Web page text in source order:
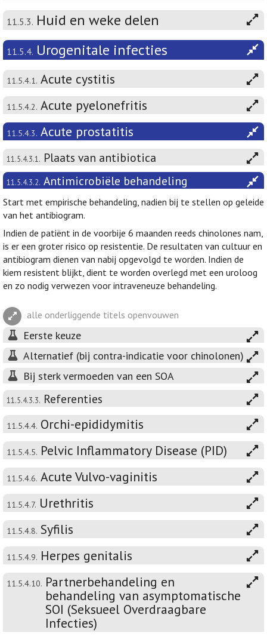
11.5.3. Huid en weke delen
11.5.4. Urogenitale infecties
11.5.4.1. Acute cystitis
11.5.4.2. Acute pyelonefritis
11.5.4.3. Acute prostatitis
11.5.4.3.1. Plaats van antibiotica
11.5.4.3.2. Antimicrobiële behandeling
Start met empirische behandeling, nadien bij te stellen op geleide
van het antibiogram.
Indien de patiënt in de voorbije 6 maanden reeds chinolones nam,
is er een groter risico op resistentie. De resultaten van cultuur en
antibiogram dienen van nabij opgevolgd te worden. Indien de
kiem resistent blijkt, dient te worden overlegd met een uroloog
en zo nodig verwezen voor intraveneuze behandeling.
alle onderliggende titels openvouwen
Eerste keuze
Alternatief (bij contra-indicatie voor chinolonen)
Bij sterk vermoeden van een SOA
11.5.4.3.3. Referenties
11.5.4.4. Orchi-epididymitis
11.5.4.5. Pelvic Inflammatory Disease (PID)
11.5.4.6. Acute Vulvo-vaginitis
11.5.4.7. Urethritis
11.5.4.8. Syfilis
11.5.4.9. Herpes genitalis
11.5.4.10. Partnerbehandeling en
behandeling van asymptomatische
SOI (Seksueel Overdraagbare
Infecties)